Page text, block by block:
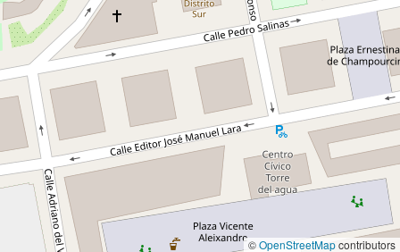
©OpenStreetMapcontributors